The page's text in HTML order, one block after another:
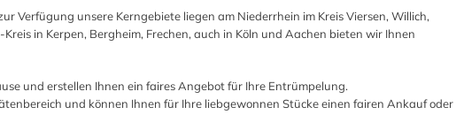
Verfügung unsere Kerngebiete liegen am Niederrhein im Kreis Viersen, Willich,
in Kerpen, Bergheim, Frechen, auch in Köln und Aachen bieten wir Ihnen
und erstellen Ihnen ein faires Angebot für Ihre Entrümpelung.
und können Ihnen für Ihre liebgewonnen Stücke einen fairen Ankauf oder